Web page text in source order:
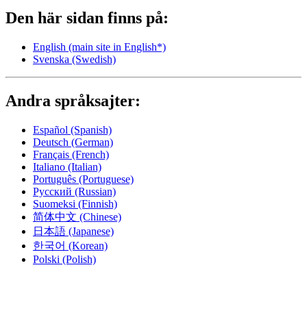
Den här sidan finns på:
English (main site in English*)
Svenska (Swedish)
Andra språksajter:
Español (Spanish)
Deutsch (German)
Français (French)
Italiano (Italian)
Português (Portuguese)
Русский (Russian)
Suomeksi (Finnish)
简体中文 (Chinese)
日本語 (Japanese)
한국어 (Korean)
Polski (Polish)